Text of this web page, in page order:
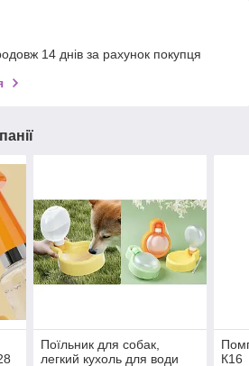
14 днів за рахунок покупця
Поїльник для собак,
легкий кухоль для води
К16